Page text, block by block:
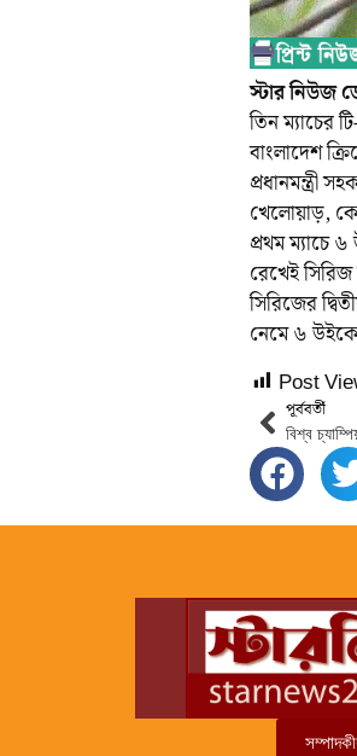
স্টার নিউজ
তিন ম্যাচের
বাংলাদেশ
প্রধানমন্ত্রী
খেলোয়াড়,
প্রথম ম্যাচে
রেখেই
সিরিজের
নেমে ৬
Post
পূর্ববর্তী
বিশ্ব